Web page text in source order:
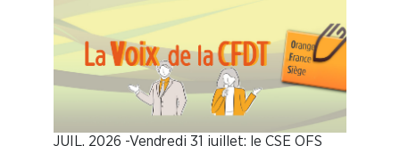
JUIL. 2026 -Vendredi 31 juillet: le CSE OFS